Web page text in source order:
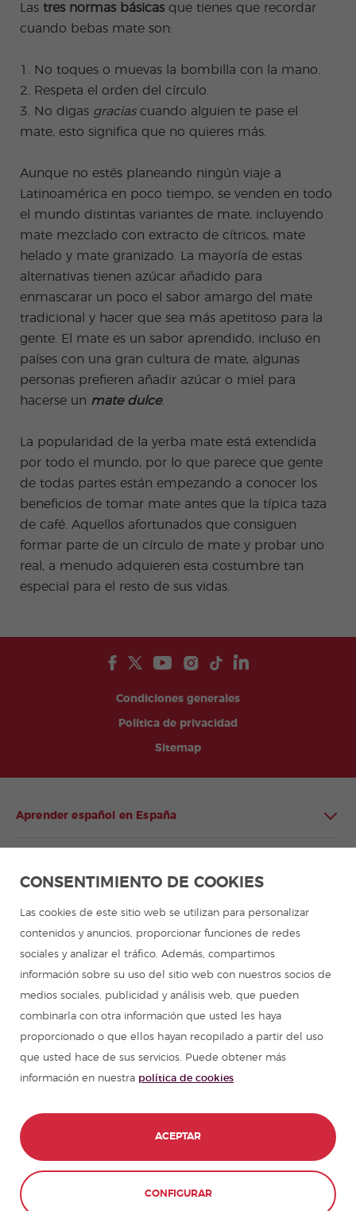
Las tres normas básicas que tienes que recordar
cuando bebas mate son:
1. No toques o muevas la bombilla con la mano.
2. Respeta el orden del círculo.
3. No digas graciascuando alguien te pase el
mate, esto significa que no quieres más.
Aunque no estés planeando ningún viaje a
Latinoamérica en poco tiempo, se venden en todo
el mundo distintas variantes de mate, incluyendo
mate mezclado con extracto de cítricos, mate
helado y mate granizado. La mayoría de estas
alternativas tienen azúcar añadido para
enmascarar un poco el sabor amargo del mate
tradicional y hacer que sea más apetitoso para la
gente. El mate es un sabor aprendido, incluso en
países con una gran cultura de mate, algunas
personas prefieren añadir azúcar o miel para
hacerse un mate dulce.
La popularidad de la yerba mate está extendida
por todo el mundo, por lo que parece que gente
de todas partes están empezando a conocer los
beneficios de tomar mate antes que la típica taza
de café. Aquellos afortunados que consiguen
formar parte de un círculo de mate y probar uno
real, a menudo adquieren esta costumbre tan
especial para el resto de sus vidas.
Condiciones generales
Política de privacidad
Sitemap
Aprender español en España
Campamentos de verano
Cursos de español
Recursos para aprender español
Partners
Guía de viajes en España
Guías de viajes en Latinoamérica
CONSENTIMIENTO DE COOKIES
Las cookies de este sitio web se utilizan para personalizar
contenidos y anuncios, proporcionar funciones de redes
sociales y analizar el tráfico. Además, compartimos
información sobre su uso del sitio web con nuestros socios de
medios sociales, publicidad y análisis web, que pueden
combinarla con otra información que usted les haya
proporcionado o que ellos hayan recopilado a partir del uso
que usted hace de sus servicios. Puede obtener más
información en nuestra política de cookies
CONFIGURAR
ACEPTAR